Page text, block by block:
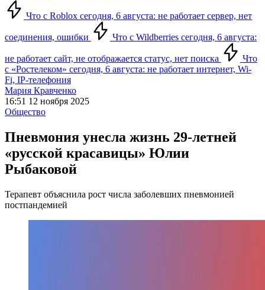
Что с Roblox сегодня, 6 августа: не работает сервер, нет
соединения, ошибки Что с Wildberries сегодня, 6 августа:
не работает сайт, не отображается статус, нет поиска
Что
с «Ростелеком» сегодня, 6 августа: не работает интернет, Wi-
Fi, IP-телефония
Мария Кравченко
16:51 12 ноября 2025
Общество
Пневмония унесла жизнь 29-летней
«русской красавицы» Юлии
Рыбаковой
Терапевт объяснила рост числа заболевших пневмонией
постпандемией